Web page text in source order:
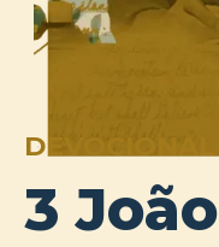
DEVOCIONAL
3 João